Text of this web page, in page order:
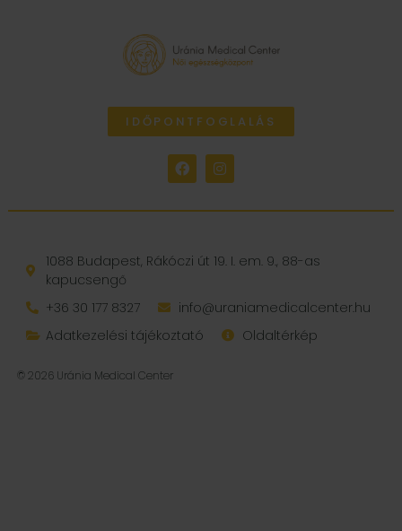
IDŐPONTFOGLALÁS
1088 Budapest, Rákóczi út 19. I. em. 9., 88-as
kapucsengő
+36 30 177 8327
info@uraniamedicalcenter.hu
Adatkezelési tájékoztató
Oldaltérkép
© 2026 Uránia Medical Center